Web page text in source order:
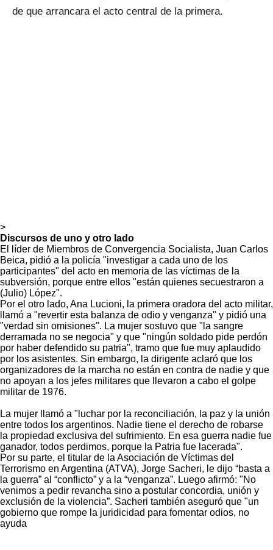
de que arrancara el acto central de la primera.
>
Discursos de uno y otro lado
El líder de Miembros de Convergencia Socialista, Juan Carlos
Beica, pidió a la policía "investigar a cada uno de los
participantes" del acto en memoria de las víctimas de la
subversión, porque entre ellos "están quienes secuestraron a
(Julio) López".
Por el otro lado, Ana Lucioni, la primera oradora del acto militar,
llamó a "revertir esta balanza de odio y venganza" y pidió una
"verdad sin omisiones". La mujer sostuvo que "la sangre
derramada no se negocia" y que "ningún soldado pide perdón
por haber defendido su patria", tramo que fue muy aplaudido
por los asistentes. Sin embargo, la dirigente aclaró que los
organizadores de la marcha no están en contra de nadie y que
no apoyan a los jefes militares que llevaron a cabo el golpe
militar de 1976.
La mujer llamó a "luchar por la reconciliación, la paz y la unión
entre todos los argentinos. Nadie tiene el derecho de robarse
la propiedad exclusiva del sufrimiento. En esa guerra nadie fue
ganador, todos perdimos, porque la Patria fue lacerada".
Por su parte, el titular de la Asociación de Víctimas del
Terrorismo en Argentina (ATVA), Jorge Sacheri, le dijo “basta a
la guerra” al “conflicto” y a la “venganza”. Luego afirmó: "No
venimos a pedir revancha sino a postular concordia, unión y
exclusión de la violencia”. Sacheri también aseguró que "un
gobierno que rompe la juridicidad para fomentar odios, no
ayuda